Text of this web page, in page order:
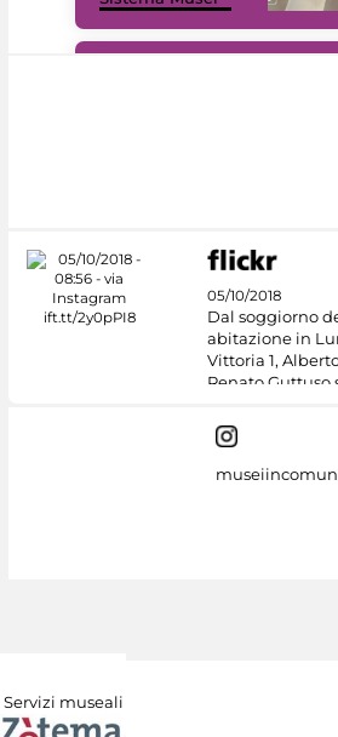
05/10/2018
Dal soggiorno
abitazione in
Vittoria 1,
Renato Guttuso
Servizi museali